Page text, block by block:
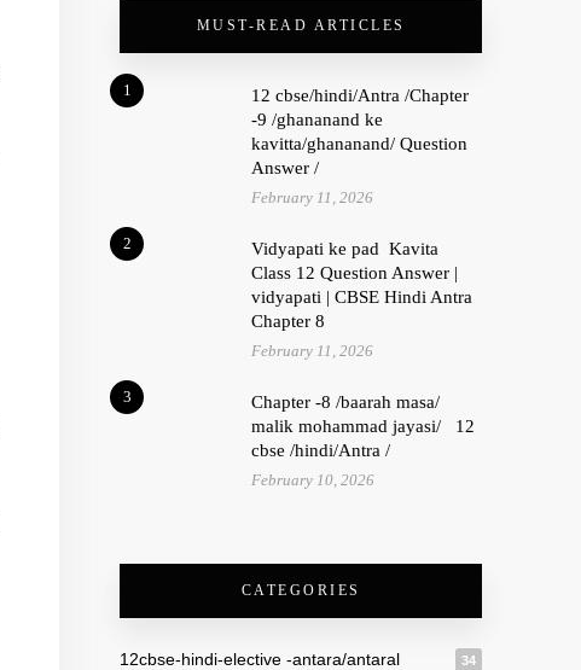
MUST-READ ARTICLES
1
12 cbse/hindi/Antra /Chapter
-9 /ghananand ke
kavitta/ghananand/ Question
Answer /
February 11, 2026
2
Vidyapati ke pad Kavita
Class 12 Question Answer |
vidyapati | CBSE Hindi Antra
Chapter 8
February 11, 2026
3
Chapter -8 /baarah masa/
malik mohammad jayasi/ 12
cbse /hindi/Antra /
February 10, 2026
CATEGORIES
12cbse-hindi-elective -antara/antaral 34